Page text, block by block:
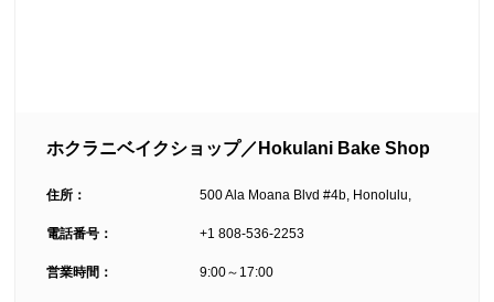
ホクラニベイクショップ／Hokulani Bake Shop
住所： 500 Ala Moana Blvd #4b, Honolulu,
電話番号： +1 808-536-2253
営業時間： 9:00～17:00